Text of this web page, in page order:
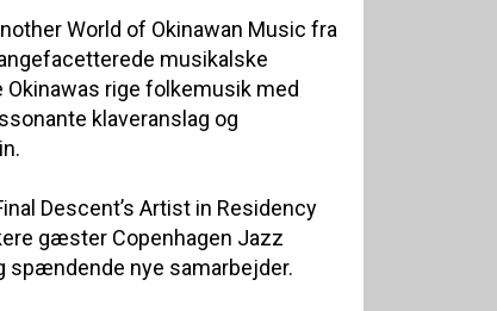
World of Okinawan Music fra
musikalske
rige folkemusik med
klaveranslag og
Descent’s Artist in Residency
gæster Copenhagen Jazz
spændende nye samarbejder.